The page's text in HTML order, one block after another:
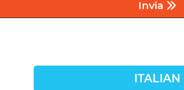
Invia
ITALIAN